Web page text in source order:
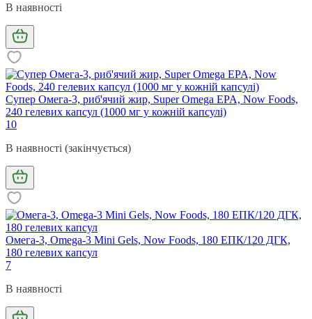
В наявності
Супер Омега-3, риб'ячий жир, Super Omega EPA, Now Foods,
240 гелевих капсул (1000 мг у кожній капсулі)
10
В наявності (закінчується)
Омега-3, Omega-3 Mini Gels, Now Foods, 180 ЕПК/120 ДГК,
180 гелевих капсул
7
В наявності